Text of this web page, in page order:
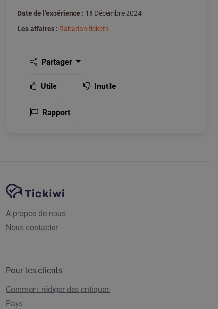
Date de l'expérience : 18 Décembre 2024
Les affaires : Rabadan tickets
Partager
Utile Inutile
Rapport
Navigation du sitePlate-forme Tickiwi
A propos de nous
Nous contacter
Pour les clients
Comment rédiger des critiques
Pays